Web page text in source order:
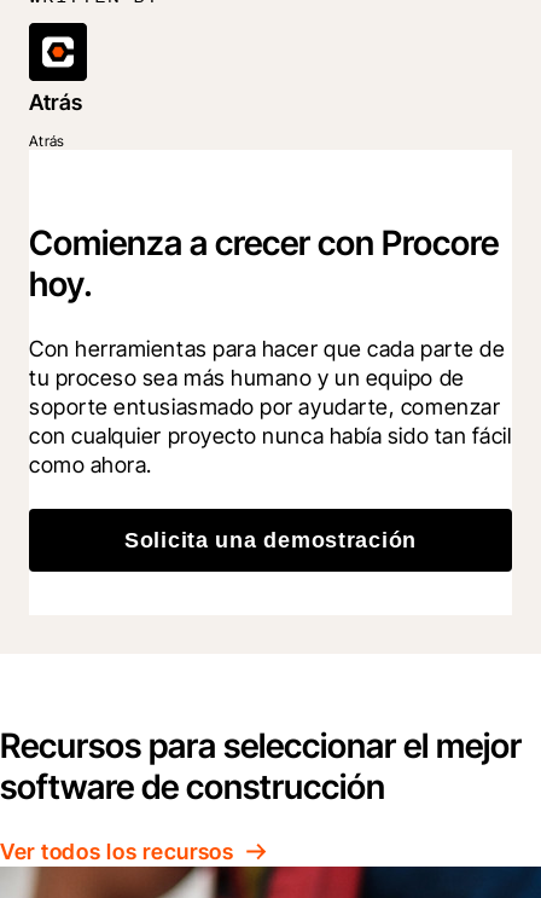
Atrás
Atrás
Comienza a crecer con Procore
hoy.
Con herramientas para hacer que cada parte de
tu proceso sea más humano y un equipo de
soporte entusiasmado por ayudarte, comenzar
con cualquier proyecto nunca había sido tan fácil
como ahora.
Solicita una demostración
Recursos para seleccionar el mejor
software de construcción
Ver todos los recursos